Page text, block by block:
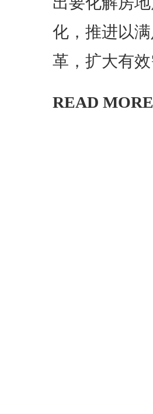
化，推进以
革，扩大有
READ MORE